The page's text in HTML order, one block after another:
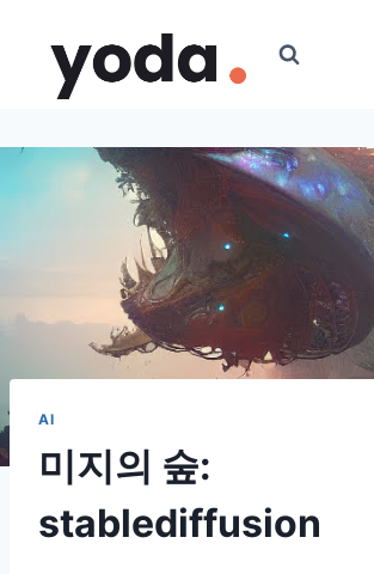
content
AI
미지의 숲:
stablediffusion